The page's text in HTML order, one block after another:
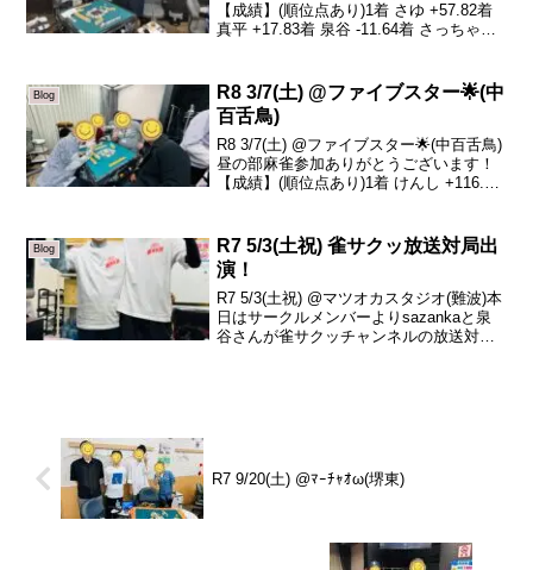
【成績】(順位点あり)1着 さゆ +57.82着
真平 +17.83着 泉谷 -11.64着 さっちゃん
が居ない中ありがとう...
Blog
R8 3/7(土) @ファイブスター🌟(中
百舌鳥)
R8 3/7(土) @ファイブスター🌟(中百舌鳥)
昼の部麻雀参加ありがとうございます！
【成績】(順位点あり)1着 けんし +116.72
んし...
Blog
R7 5/3(土祝) 雀サクッ放送対局出
演！
R7 5/3(土祝) @マツオカスタジオ(難波)本
日はサークルメンバーよりsazankaと泉
谷さんが雀サクッチャンネルの放送対局
R7 9/20(土) @ﾏｰﾁｬｵω(堺東)